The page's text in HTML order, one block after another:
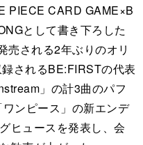
PIECE CARD GAME×B
として書き下ろした
売される2年ぶりのオリ
されるBE:FIRSTの代表
」の計3曲のパフ
ンピース」の新エンデ
ヒュースを発表し、会